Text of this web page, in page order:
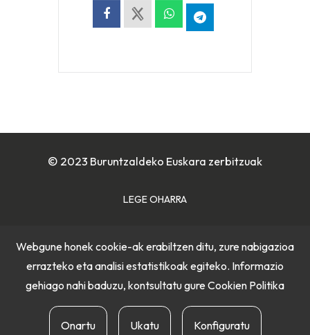
© 2023 Buruntzaldeko Euskara zerbitzuak
LEGE OHARRA
PRIBATUTASUN POLITIKA
Webgune honek cookie-ak erabiltzen ditu, zure nabigazioa
errazteko eta analisi estatistikoak egiteko. Informazio
gehiago nahi baduzu, kontsultatu gure Cookien Politika
Onartu Ukatu Konfiguratu